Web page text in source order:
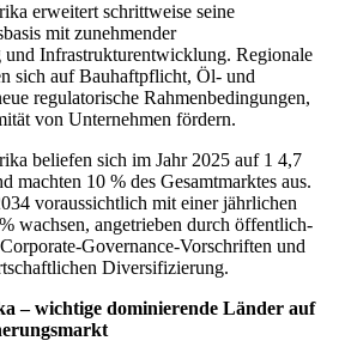
erweitert schrittweise seine
mit zunehmender
und Infrastrukturentwicklung. Regionale
sich auf Bauhaftpflicht, Öl- und
regulatorische Rahmenbedingungen,
von Unternehmen fördern.
beliefen sich im Jahr 2025 auf 1 4,7
10 % des Gesamtmarktes aus.
voraussichtlich mit einer jährlichen
wachsen, angetrieben durch öffentlich-
Governance-Vorschriften und
Diversifizierung.
– wichtige dominierende Länder auf